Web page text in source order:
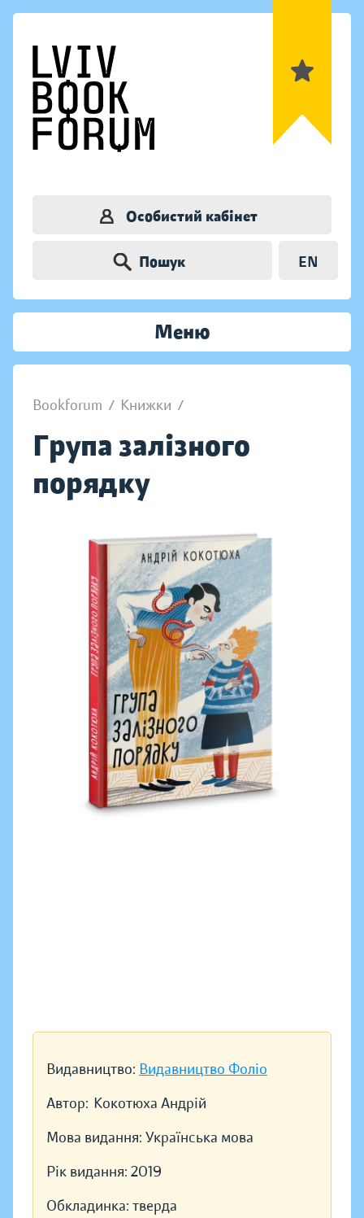
Особистий кабінет
Пошук EN
Меню
Bookforum / Книжки /
Група залізного
порядку
Видавництво: Видавництво Фоліо
Автор: Кокотюха Андрій
Мова видання: Українська мова
Рік видання: 2019
Обкладинка: тверда